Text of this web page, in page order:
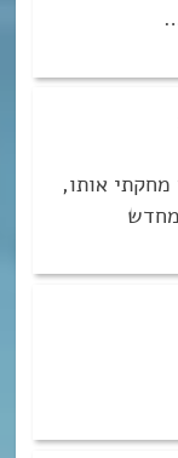
מחקתי אותו,